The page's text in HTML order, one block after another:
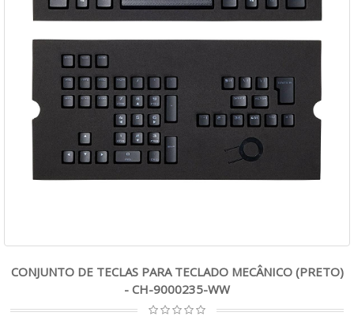
CONJUNTO DE TECLAS PARA TECLADO MECÂNICO (PRETO)
- CH-9000235-WW